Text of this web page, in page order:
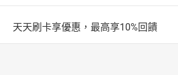
天天刷卡享優惠，最高享10%回饋